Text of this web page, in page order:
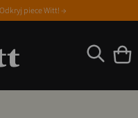
piece Witt! →